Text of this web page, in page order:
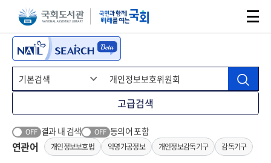
본문 바로가기주메뉴 바로가기
고급검색
OFF 결과 내 검색 OFF 동의어 포함
연관어 개인정보보호법 익명가공정보 개인정보감독기구 감독기구